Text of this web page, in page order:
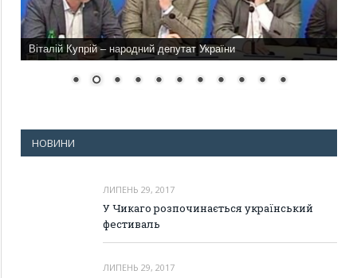
Віталій Купрій – народний депутат України
НОВИНИ
ЛИПЕНЬ 29, 2017
У Чикаго розпочинається український
фестиваль
ЛИПЕНЬ 29, 2017